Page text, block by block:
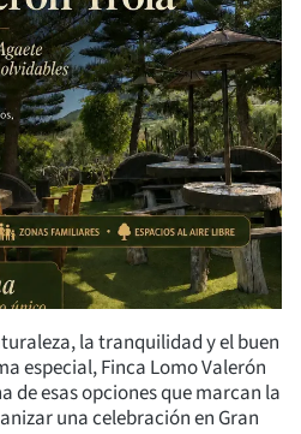
la tranquilidad y el buen
especial, Finca Lomo Valerón
de esas opciones que marcan la
una celebración en Gran